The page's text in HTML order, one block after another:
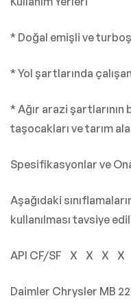
* Doğal emişli ve
* Yol şartlarında
* Ağır arazi
taşocakları ve tarım
Spesifikasyonlar ve
Aşağıdaki
kullanılması tavsiye
API CF/SF X X X X
Daimler Chrysler